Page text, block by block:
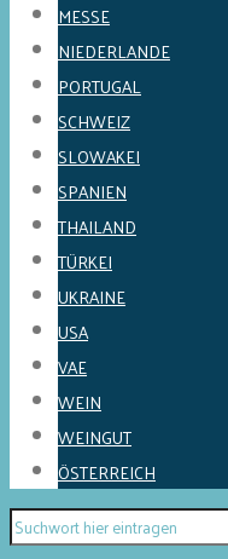
MESSE
NIEDERLANDE
PORTUGAL
SCHWEIZ
SLOWAKEI
SPANIEN
THAILAND
TÜRKEI
UKRAINE
USA
VAE
WEIN
WEINGUT
ÖSTERREICH